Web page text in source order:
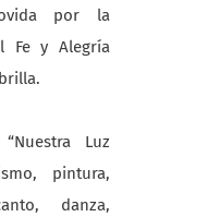
por la
Fe y Alegría
Luz
pintura,
danza,